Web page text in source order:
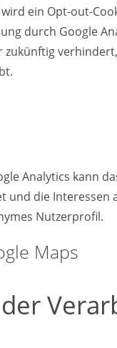
wird ein Opt-out-
durch Google
Analytics kann
und die Interessen
Nutzerprofil.
Maps